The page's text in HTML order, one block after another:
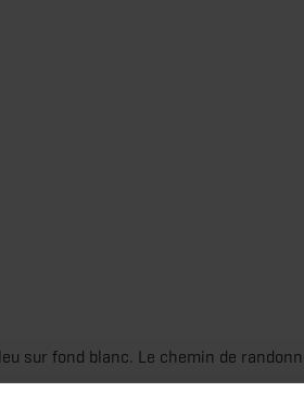
sur fond blanc. Le chemin de